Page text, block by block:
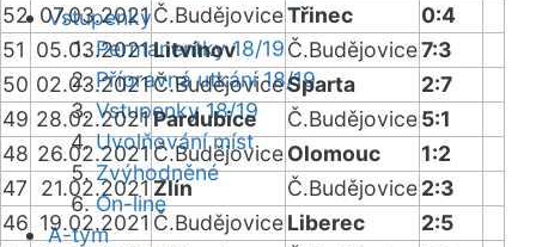
Vstupenky
Permanentky 18/19
Přípravná utkání 18/19
Vstupenky 18/19
Uvolňování míst
Zvýhodněné
On-line
A-tým
52 07.03.2021Č.BudějoviceTřinec
0:4
51 05.03.2021Litvínov Č.Budějovice7:3
50 02.03.2021Č.BudějoviceSparta
2:7
49 28.02.2021Pardubice Č.Budějovice5:1
48 26.02.2021 Č.BudějoviceOlomouc
1:2
47
21.02.2021Zlín Č.Budějovice2:3
46 19.02.2021 Č.BudějoviceLiberec
2:5